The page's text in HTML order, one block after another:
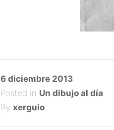
Posted
on
6 diciembre 2013
Posted in Un dibujo al día
By xerguio